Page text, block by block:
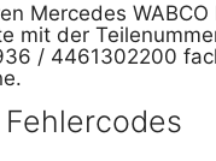
Mercedes WABCO
mit der
/ 4461302200